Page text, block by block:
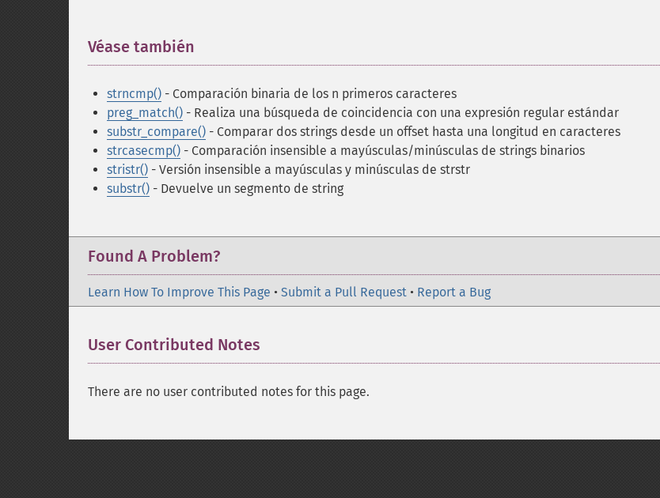
Véase también
strncmp() - Comparación binaria de los n primeros caracteres
preg_match() - Realiza una búsqueda de coincidencia con una expresión regular estándar
substr_compare() - Comparar dos strings desde un offset hasta una longitud en caracteres
strcasecmp() - Comparación insensible a mayúsculas/minúsculas de strings binarios
stristr() - Versión insensible a mayúsculas y minúsculas de strstr
substr() - Devuelve un segmento de string
Found A Problem?
Learn How To Improve This Page • Submit a Pull Request • Report a Bug
User Contributed Notes
There are no user contributed notes for this page.